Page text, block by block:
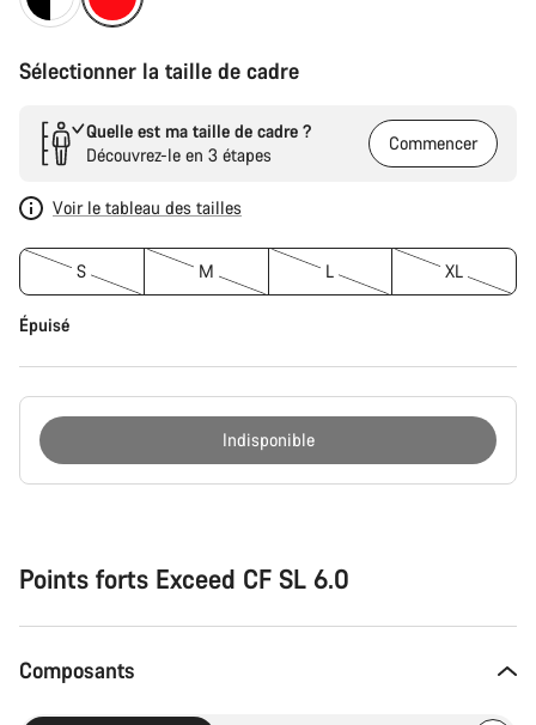
Sélectionner la taille de cadre
Quelle est ma taille de cadre ?
Découvrez-le en 3 étapes
Commencer
Voir le tableau des tailles
S M L XL
Épuisé
Indisponible
Points forts Exceed CF SL 6.0
Composants